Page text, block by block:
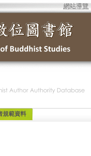
網站導覽
規範資料